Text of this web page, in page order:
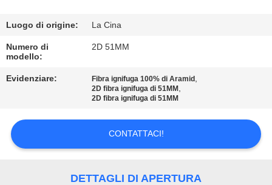
CONTROLLO
DI
QUALITÀ
CONTATTICI
Luogo di origine: La Cina
Numero di
modello:
2D 51MM
Evidenziare: Fibra ignifuga 100% di Aramid ,
2D fibra ignifuga di 51MM ,
2D fibra ignifuga di 51MM
CONTATTACI!
DETTAGLI DI APERTURA